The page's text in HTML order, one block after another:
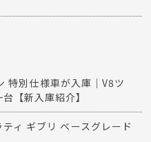
特別仕様車が入庫｜V8ツ
【新入庫紹介】
ィ ギブリ ベースグレード